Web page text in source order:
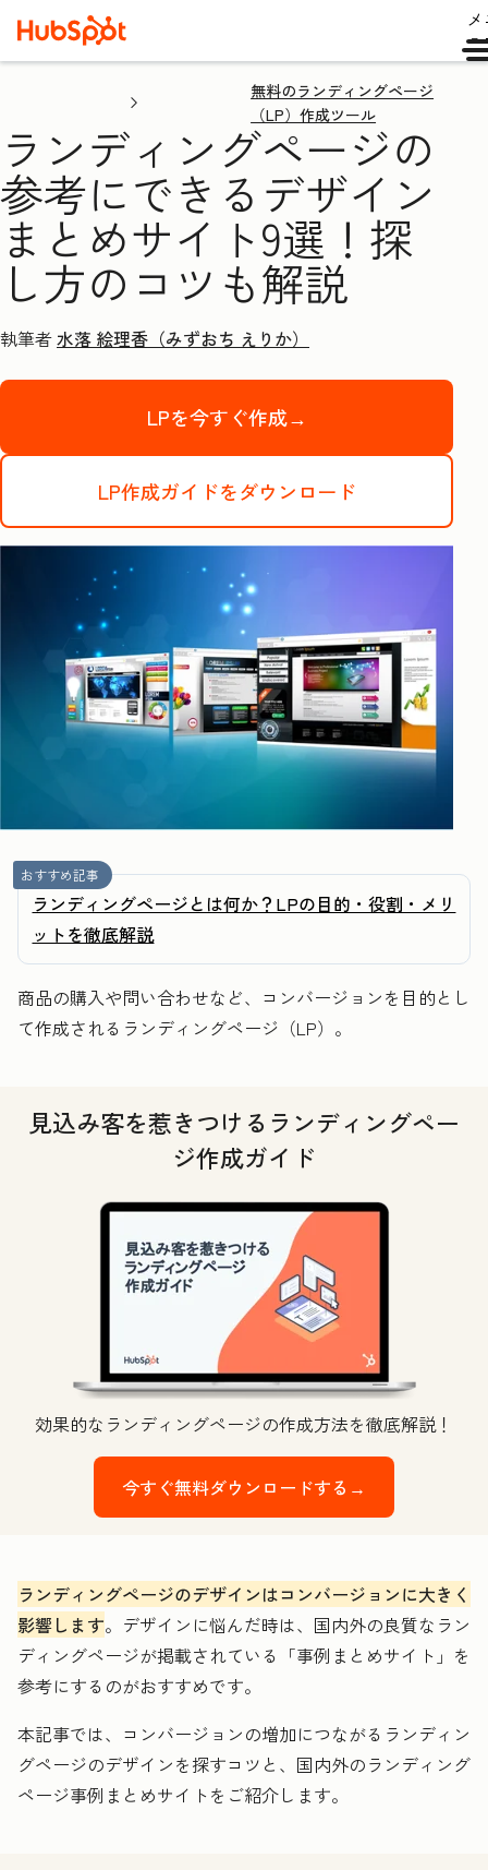
無料のランディングページ
（LP）作成ツール
ランディングページの
参考にできるデザイン
まとめサイト9選！探
し方のコツも解説
執筆者水落 絵理香（みずおち えりか）
LPを今すぐ作成→
LP作成ガイドをダウンロード
おすすめ記事
ランディングページとは何か？LPの目的・役割・メリ
ットを徹底解説
商品の購入や問い合わせなど、コンバージョンを目的とし
て作成されるランディングページ（LP）。
見込み客を惹きつけるランディングペー
ジ作成ガイド
効果的なランディングページの作成方法を徹底解説！
今すぐ無料ダウンロードする→
ランディングページのデザインはコンバージョンに大きく
影響します。デザインに悩んだ時は、国内外の良質なラン
ディングページが掲載されている「事例まとめサイト」を
参考にするのがおすすめです。
本記事では、コンバージョンの増加につながるランディン
グページのデザインを探すコツと、国内外のランディング
ページ事例まとめサイトをご紹介します。